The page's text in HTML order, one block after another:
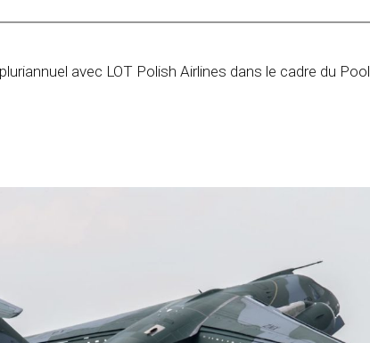
avec LOT Polish Airlines dans le cadre du Pool